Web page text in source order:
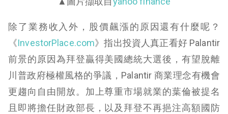
除了業務收入外，股價飆漲的原因還有什麼呢？
《InvestorPlace.com》指出投資人真正看好 Palantir
前景的原因為拜登贏得美國總統大選後，有望脫離
川普政府極權風格的爭議，Palantir 商業理念有機會
更趨向自由開放。加上尊重市場就業的葉倫被提名
且即將擔任財政部長，以及拜登不再挹注高額國防